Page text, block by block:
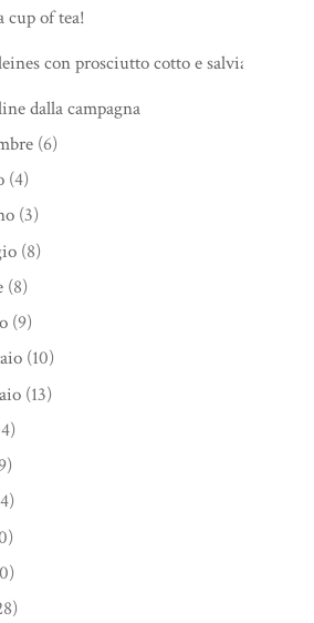
cup of tea!
con prosciutto cotto e salvia
dalla campagna
(6)
(4)
(3)
(8)
(8)
(9)
(10)
(13)